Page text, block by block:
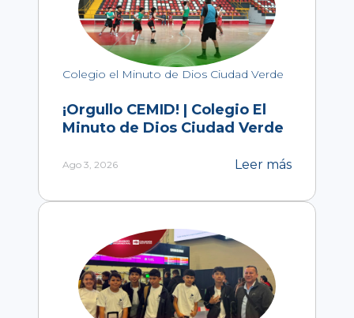
Colegio el Minuto de Dios Ciudad Verde
¡Orgullo CEMID! | Colegio El
Minuto de Dios Ciudad Verde
Ago 3, 2026 Leer más